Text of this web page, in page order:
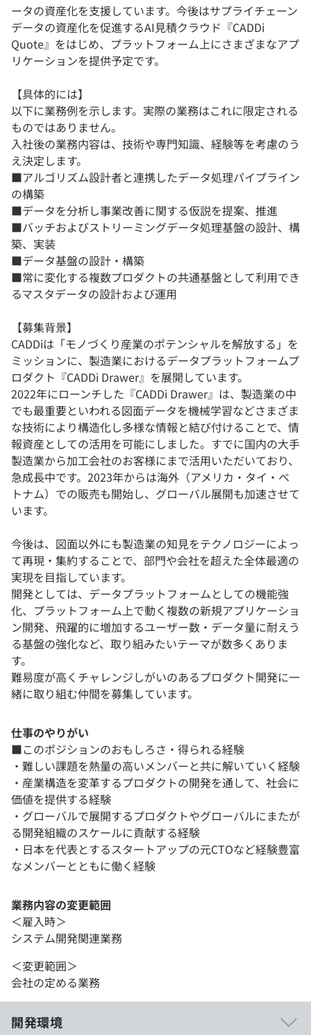
ータの資産化を支援しています。今後はサプライチェーン
データの資産化を促進するAI見積クラウド『CADDi
Quote』をはじめ、プラットフォーム上にさまざまなアプ
リケーションを提供予定です。
【具体的には】
以下に業務例を示します。実際の業務はこれに限定される
ものではありません。
入社後の業務内容は、技術や専門知識、経験等を考慮のう
え決定します。
■アルゴリズム設計者と連携したデータ処理パイプライン
の構築
■データを分析し事業改善に関する仮説を提案、推進
■バッチおよびストリーミングデータ処理基盤の設計、構
築、実装
■データ基盤の設計・構築
■常に変化する複数プロダクトの共通基盤として利用でき
るマスタデータの設計および運用
【募集背景】
CADDiは「モノづくり産業のポテンシャルを解放する」を
ミッションに、製造業におけるデータプラットフォームプ
ロダクト『CADDi Drawer』を展開しています。
2022年にローンチした『CADDi Drawer』は、製造業の中
でも最重要といわれる図面データを機械学習などさまざま
な技術により構造化し多様な情報と結び付けることで、情
報資産としての活用を可能にしました。すでに国内の大手
製造業から加工会社のお客様にまで活用いただいており、
急成長中です。2023年からは海外（アメリカ・タイ・ベ
トナム）での販売も開始し、グローバル展開も加速させて
います。
今後は、図面以外にも製造業の知見をテクノロジーによっ
て再現・集約することで、部門や会社を超えた全体最適の
実現を目指しています。
開発としては、データプラットフォームとしての機能強
化、プラットフォーム上で動く複数の新規アプリケーショ
ン開発、飛躍的に増加するユーザー数・データ量に耐えう
る基盤の強化など、取り組みたいテーマが数多くありま
す。
難易度が高くチャレンジしがいのあるプロダクト開発に一
緒に取り組む仲間を募集しています。
仕事のやりがい
■このポジションのおもしろさ・得られる経験
・難しい課題を熱量の高いメンバーと共に解いていく経験
・産業構造を変革するプロダクトの開発を通して、社会に
価値を提供する経験
・グローバルで展開するプロダクトやグローバルにまたが
る開発組織のスケールに貢献する経験
・日本を代表とするスタートアップの元CTOなど経験豊富
なメンバーとともに働く経験
業務内容の変更範囲
＜雇入時＞
システム開発関連業務
＜変更範囲＞
会社の定める業務
開発環境